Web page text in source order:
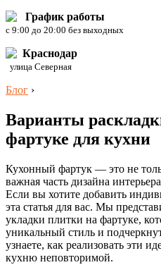
График работы
c 9:00 до 20:00 без выходных
Краснодар
улица Северная
Блог ›
Варианты
фартуке для кухни
Кухонный фартук — это не
важная часть дизайна
Если вы хотите добавить
эта статья для вас. Мы
укладки плитки на фартуке,
уникальный стиль и
узнаете, как реализовать эти
кухню неповторимой.